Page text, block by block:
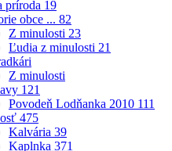
príroda 19
obce ... 82
Z minulosti 23
Ľudia z minulosti 21
Z minulosti
121
Povodeň Lodňanka 2010 111
475
Kalvária 39
Kaplnka 371